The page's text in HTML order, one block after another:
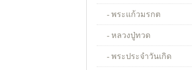
- พระแก้วมรกต
- หลวงปู่ทวด
- พระประจำวันเกิด